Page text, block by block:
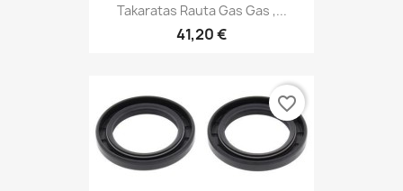
Takaratas Rauta Gas Gas ,...
41,20 €
favorite_border